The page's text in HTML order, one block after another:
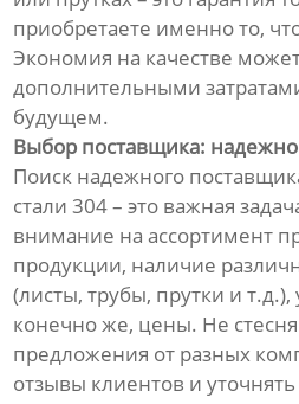
приобретаете именно то,
Экономия на качестве
дополнительными
будущем.
Выбор поставщика:
Поиск надежного
стали 304 – это важная
внимание на ассортимент
продукции, наличие
(листы, трубы, прутки и т.д.),
конечно же, цены. Не
предложения от разных
отзывы клиентов и